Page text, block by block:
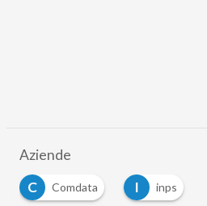
Aziende
C
Comdata I inps